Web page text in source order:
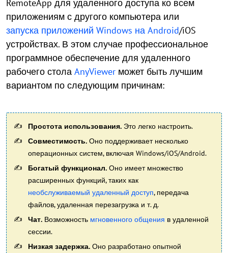
RemoteApp для удаленного доступа ко всем
приложениям с другого компьютера или
запуска приложений Windows на Android/iOS
устройствах. В этом случае профессиональное
программное обеспечение для удаленного
рабочего стола AnyViewer может быть лучшим
вариантом по следующим причинам:
Простота использования. Это легко настроить.
Совместимость. Оно поддерживает несколько
операционных систем, включая Windows/iOS/Android.
Богатый функционал. Оно имеет множество
расширенных функций, таких как
необслуживаемый удаленный доступ, передача
файлов, удаленная перезагрузка и т. д.
Чат. Возможность мгновенного общения в удаленной
сессии.
Низкая задержка. Оно разработано опытной